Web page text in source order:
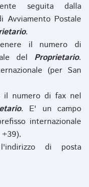
seguita dalla
Avviamento Postale
.
il numero di
del Proprietario.
(per San
numero di fax nel
. E' un campo
internazionale
di posta